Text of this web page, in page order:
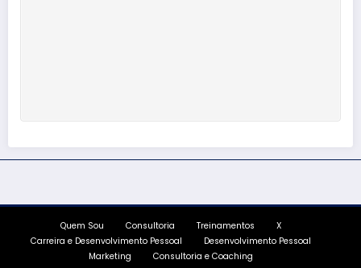
Quem Sou Consultoria Treinamentos
X
Carreira e Desenvolvimento Pessoal
Desenvolvimento Pessoal
Marketing
Consultoria e Coaching